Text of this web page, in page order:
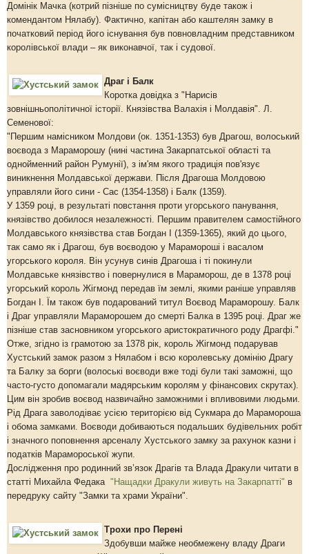
Домінік Мачка (котрий пізніше по сумісництву буде також і
комендантом Нялабу). Фактично, капітан або каштелян замку в
початковий період його існування був повновладним представником
королівської влади – як виконавчої, так і судової.
Драг і Балк
Коротка довідка з "Нарисів
зовнішньополітичної історії. Князівства Валахія і Молдавія". Л.
Семенової:
"Першим намісником Молдови (ок. 1351-1353) був Драгош, волоський
воєвода з Мараморошу (нині частина Закарпатської області та
однойменний район Румунії), з ім'ям якого традиція пов'язує
виникнення Молдавської держави. Після Драгоша Молдовою
управляли його сини - Сас (1354-1358) і Балк (1359).
У 1359 році, в результаті повстання проти угорського панування,
князівство добилося незалежності. Першим правителем самостійного
Молдавського князівства став Богдан I (1359-1365), який до цього,
так само як і Драгош, був воєводою у Марамороші і васалом
угорського короля. Він усунув синів Драгоша і ті покинули
Молдавське князівство і повернулися в Мараморош, де в 1378 році
угорський король Жігмонд передав їм землі, якими раніше управляв
Богдан I. Їм також був подарований титул Воєвод Мараморошу. Балк
і Драг управляли Мараморошем до смерті Балка в 1395 році. Драг же
пізніше став засновником угорського аристократичного роду Драгфі."
Отже, згідно із грамотою за 1378 рік, король Жігмонд подарував
Хустський замок разом з Нялабом і всю королевську домінію Драгу
та Балку за борги (волоські воєводи вже тоді були такі заможні, що
часто-густо допомагали мадярським королям у фінансових скрутах).
Цим він зробив воєвод назвичайно заможними і впливовими людьми.
Рід Драга заволодіває усією територією від Сукмара до Марамороша
і обома замками. Воєводи добиваються подальших будівельних робіт
і значного поповнення арсеналу Хустського замку за рахунок казни і
податків Марамороської жупи.
Дослідження про родинний зв’язок Драгів та Влада Дракули читати в
статті Михайла Федака "Нащадки Дракули живуть на Закарпатті" в
передруку сайту "Замки та храми України".
Трохи про Перені
Здобувши майже необмежену владу Драги